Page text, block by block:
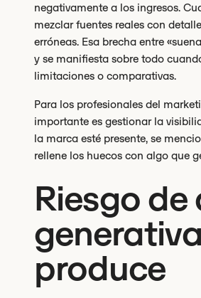
negativamente a los ingresos.
mezclar fuentes reales con
erróneas. Esa brecha entre
y se manifiesta sobre todo
limitaciones o comparativas.
Para los profesionales del
importante es gestionar la
la marca esté presente, se
rellene los huecos con algo que
Riesgo
produce